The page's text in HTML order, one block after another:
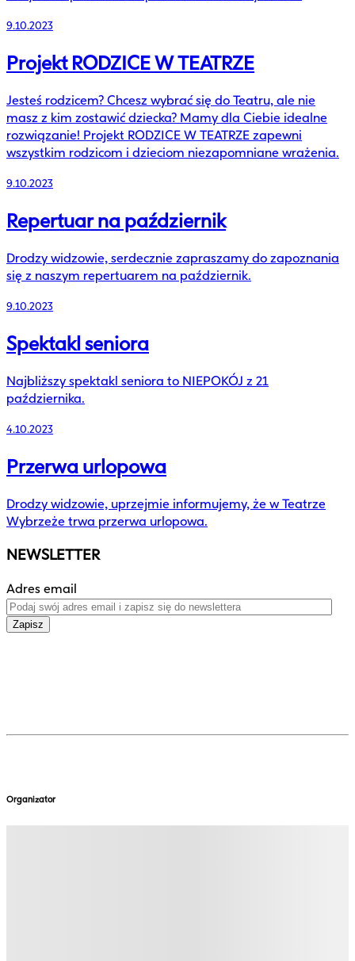
9.10.2023
Projekt RODZICE W TEATRZE
Jesteś rodzicem? Chcesz wybrać się do Teatru, ale nie
masz z kim zostawić dziecka? Mamy dla Ciebie idealne
rozwiązanie! Projekt RODZICE W TEATRZE zapewni
wszystkim rodzicom i dzieciom niezapomniane wrażenia.
9.10.2023
Repertuar na październik
Drodzy widzowie, serdecznie zapraszamy do zapoznania
się z naszym repertuarem na październik.
9.10.2023
Spektakl seniora
Najbliższy spektakl seniora to NIEPOKÓJ z 21
października.
4.10.2023
Przerwa urlopowa
Drodzy widzowie, uprzejmie informujemy, że w Teatrze
Wybrzeże trwa przerwa urlopowa.
NEWSLETTER
Adres email
Zapisz
Organizator